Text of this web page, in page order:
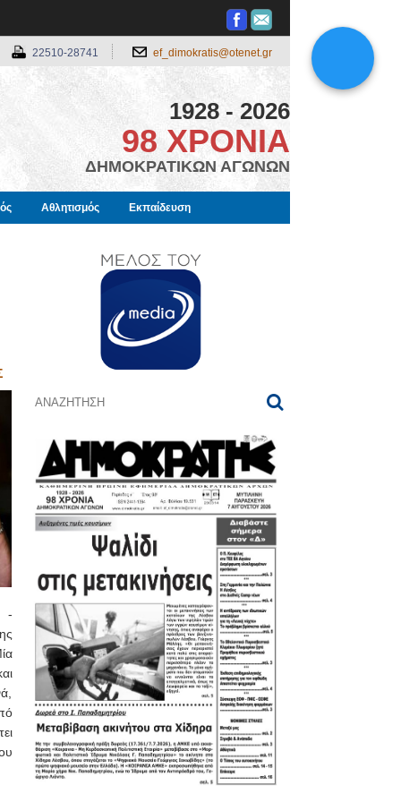
22510-28741 ef_dimokratis@otenet.gr
1928 - 2026
98 ΧΡΟΝΙΑ
ΔΗΜΟΚΡΑΤΙΚΩΝ ΑΓΩΝΩΝ
Αθλητισμός Εκπαίδευση
-